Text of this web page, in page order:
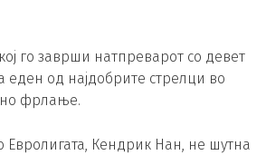
го заврши натпреварот со девет
од најдобрите стрелци во
фрлање.
Евролигата, Кендрик Нан, не шутна